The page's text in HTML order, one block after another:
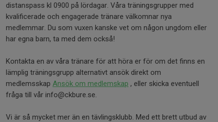
distanspass kl 0900 på lördagar. Våra träningsgrupper med
kvalificerade och engagerade tränare välkomnar nya
medlemmar. Du som vuxen kanske vet om någon ungdom eller
har egna barn, ta med dem också!
Kontakta en av våra tränare för att höra er för om det finns en
lämplig träningsgrupp alternativt ansök direkt om
medlemsskap Ansök om medlemskap , eller skicka eventuell
fråga till vår info@ckbure.se.
Vi är så mycket mer än en tävlingsklubb. Med ett brett utbud av